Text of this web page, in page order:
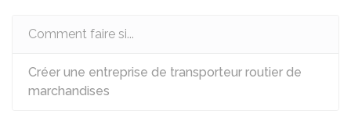
Comment faire si...
Créer une entreprise de transporteur routier de
marchandises